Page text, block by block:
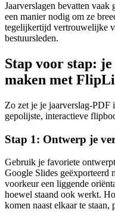
Jaarverslagen bevatten vaak
een manier nodig om ze
tegelijkertijd vertrouwelijke
bestuursleden.
Stap voor stap:
maken met
Zo zet je je jaarverslag-PDF
gepolijste, interactieve
Stap 1: Ontwerp je
Gebruik je favoriete
Google Slides geëxporteerd
voorkeur een liggende
hoewel staand ook werkt.
komen naast elkaar te staan,